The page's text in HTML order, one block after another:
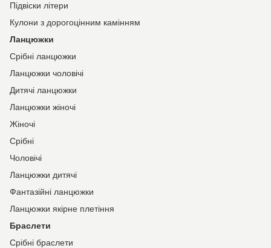
Підвіски літери
Кулони з дорогоцінним камінням
Ланцюжки
Срібні ланцюжки
Ланцюжки чоловічі
Дитячі ланцюжки
Ланцюжки жіночі
Жіночі
Срібні
Чоловічі
Ланцюжки дитячі
Фантазійні ланцюжки
Ланцюжки якірне плетіння
Браслети
Срібні браслети